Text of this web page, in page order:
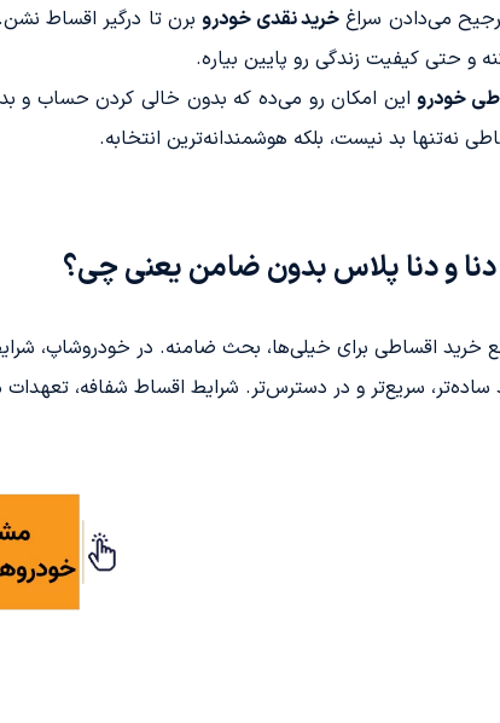
می‌دادن سراغ خرید نقدی خودروبرن تا درگیر اقساط نشن.
و حتی کیفیت زندگی رو پایین بیاره.
خودرواین امکان رو می‌ده که بدون خالی کردن حساب و
نه‌تنها بد نیست، بلکه هوشمندانه‌ترین انتخابه.
و دنا پلاس بدون ضامن یعنی چی؟
خرید اقساطی برای خیلی‌ها، بحث ضامنه. در خودروشاپ،
ساده‌تر، سریع‌تر و در دسترس‌تر. شرایط اقساط شفافه،